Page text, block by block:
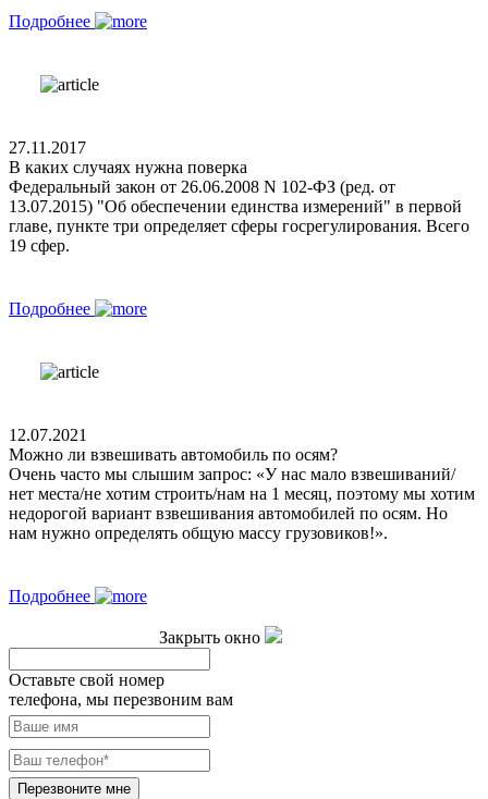
Подробнее
27.11.2017
В каких случаях нужна поверка
Федеральный закон от 26.06.2008 N 102-ФЗ (ред. от
13.07.2015) "Об обеспечении единства измерений" в первой
главе, пункте три определяет сферы госрегулирования. Всего
19 сфер.
Подробнее
12.07.2021
Можно ли взвешивать автомобиль по осям?
Очень часто мы слышим запрос: «У нас мало взвешиваний/
нет места/не хотим строить/нам на 1 месяц, поэтому мы хотим
недорогой вариант взвешивания автомобилей по осям. Но
нам нужно определять общую массу грузовиков!».
Подробнее
Закрыть окно
Оставьте свой номер
телефона, мы перезвоним вам
Перезвоните мне